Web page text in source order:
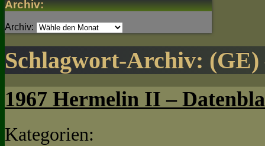
Archiv:
Archiv:
Schlagwort-Archiv: (GE)
1967 Hermelin II –
Kategorien: